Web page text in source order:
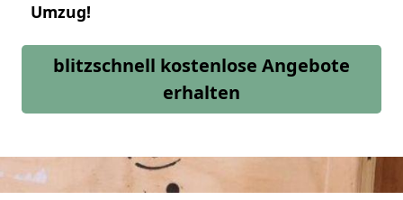
Umzug!
blitzschnell kostenlose Angebote
erhalten